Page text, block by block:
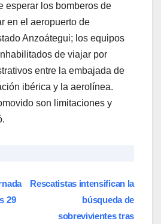
esperar los bomberos de
en el aeropuerto de
Anzoátegui; los equipos
de viajar por
entre la embajada de
ibérica y la aerolínea.
son limitaciones y
Rescatistas intensifican la
búsqueda de
sobrevivientes tras
29